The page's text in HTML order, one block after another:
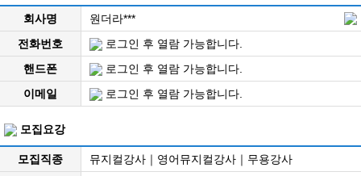
회사명
원더라***
전화번호
로그인 후 열람 가능합니다.
핸드폰
로그인 후 열람 가능합니다.
이메일
로그인 후 열람 가능합니다.
모집요강
모집직종
뮤지컬강사｜영어뮤지컬강사｜무용강사